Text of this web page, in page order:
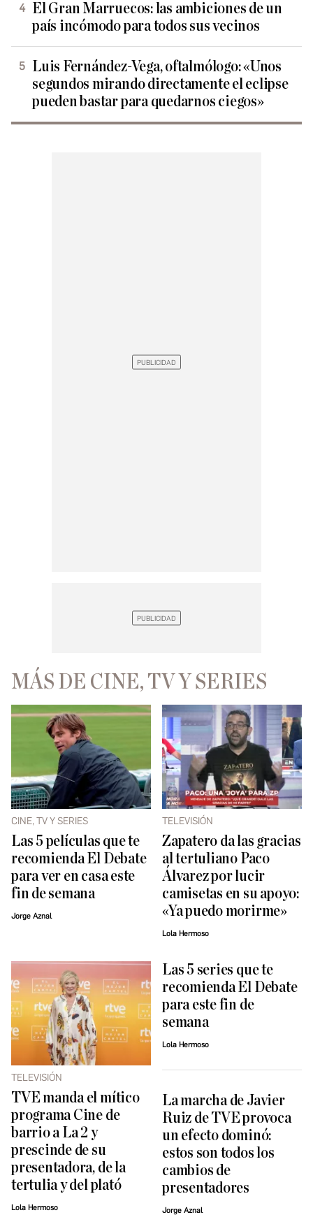
El Gran Marruecos: las ambiciones de un
país incómodo para todos sus vecinos
Luis Fernández-Vega, oftalmólogo: «Unos
segundos mirando directamente el eclipse
pueden bastar para quedarnos ciegos»
MÁS DE CINE, TV Y SERIES
CINE, TV Y SERIES
Las 5 películas que te
recomienda El Debate
para ver en casa este
fin de semana
Jorge Aznal
TELEVISIÓN
Zapatero da las gracias
al tertuliano Paco
Álvarez por lucir
camisetas en su apoyo:
«Ya puedo morirme»
Lola Hermoso
TELEVISIÓN
TVE manda el mítico
programa Cine de
barrio a La 2 y
prescinde de su
presentadora, de la
tertulia y del plató
Lola Hermoso
Las 5 series que te
recomienda El Debate
para este fin de
semana
Lola Hermoso
La marcha de Javier
Ruiz de TVE provoca
un efecto dominó:
estos son todos los
cambios de
presentadores
Jorge Aznal